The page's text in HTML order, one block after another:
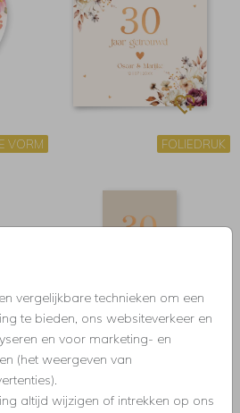
vergelijkbare technieken om een
te bieden, ons websiteverkeer en
en voor marketing- en
(het weergeven van
altijd wijzigen of intrekken op ons
VORM FOLIEDRUK